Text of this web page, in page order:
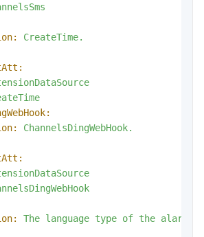
CreateTime.
ChannelsDingWebHook.
The language type of the alarm.